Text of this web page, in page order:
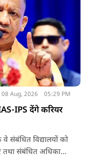
08 Aug, 2026 05:29 PM
IPS देंगे करियर
वे संबंधित विद्यालयों को
संबंधित अधिकारी